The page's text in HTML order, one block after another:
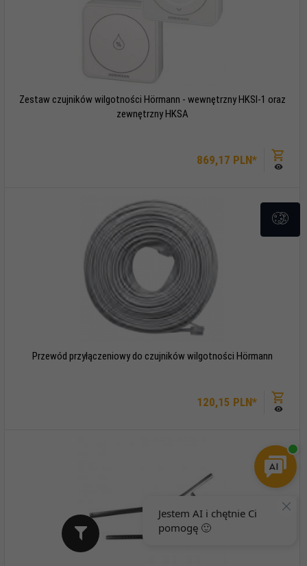
869,17 PLN*
Zestaw czujników wilgotności Hörmann - wewnętrzny HKSI-1 oraz
zewnętrzny HKSA
120,15 PLN*
Przewód przyłączeniowy do czujników wilgotności Hörmann